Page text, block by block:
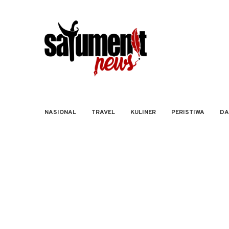
NASIONAL TRAVEL KULINER PERISTIWA